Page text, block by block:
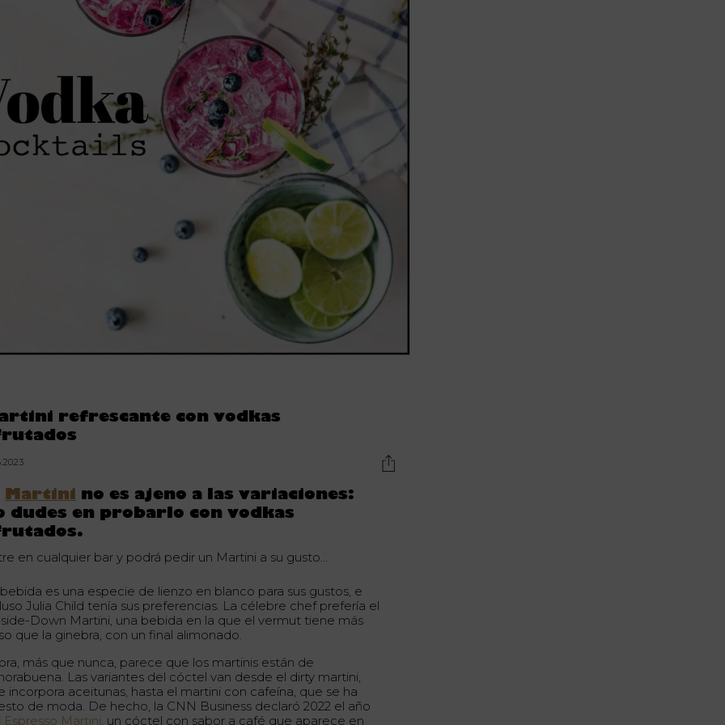
refrescante con vodkas
Martini no es ajeno a las variaciones:
dudes en probarlo con vodkas
en cualquier bar y podrá pedir un Martini a su gusto…
es una especie de lienzo en blanco para sus gustos, e
Julia Child tenía sus preferencias. La célebre chef prefería el
Down Martini, una bebida en la que el vermut tiene más
que la ginebra, con un final alimonado.
más que nunca, parece que los martinis están de
Las variantes del cóctel van desde el dirty martini,
incorpora aceitunas, hasta el martini con cafeína, que se ha
de moda. De hecho, la CNN Business declaró 2022 el año
Espresso Martini, un cóctel con sabor a café que aparece en